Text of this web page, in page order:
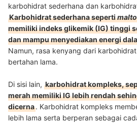
karbohidrat sederhana dan
Karbohidrat sederhana seperti
memiliki indeks glikemik (IG) tinggi
dan mampu menyediakan energi
Namun, rasa kenyang dari
bertahan lama.
Di sisi lain, karbohidrat kompleks,
merah memiliki IG lebih rendah
dicerna. Karbohidrat kompleks
lebih lama serta berperan sebagai